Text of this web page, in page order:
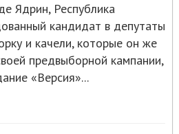
Ядрин, Республика
кандидат в депутаты
и качели, которые он же
предвыборной кампании,
«Версия»...